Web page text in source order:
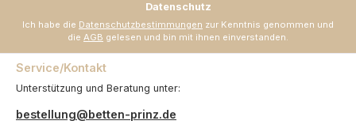
Datenschutz
Ich habe die Datenschutzbestimmungen zur Kenntnis genommen und
die AGB gelesen und bin mit ihnen einverstanden.
Service/Kontakt
Unterstützung und Beratung unter:
bestellung@betten-prinz.de